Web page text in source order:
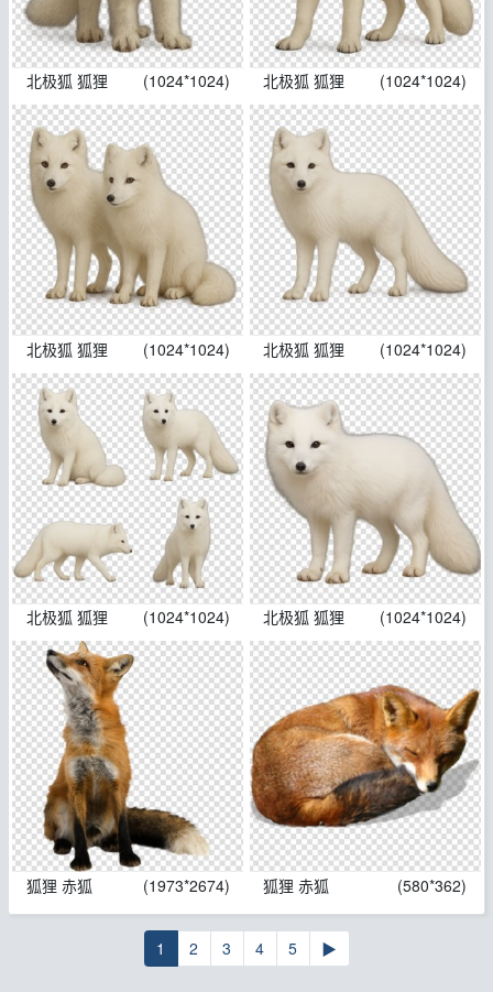
北极狐 狐狸 (1024*1024) 北极狐 狐狸 (1024*1024)
北极狐 狐狸 (1024*1024) 北极狐 狐狸 (1024*1024)
北极狐 狐狸 (1024*1024) 北极狐 狐狸 (1024*1024)
狐狸 赤狐 (1973*2674) 狐狸 赤狐 (580*362)
1 2 3 4 5 ▶